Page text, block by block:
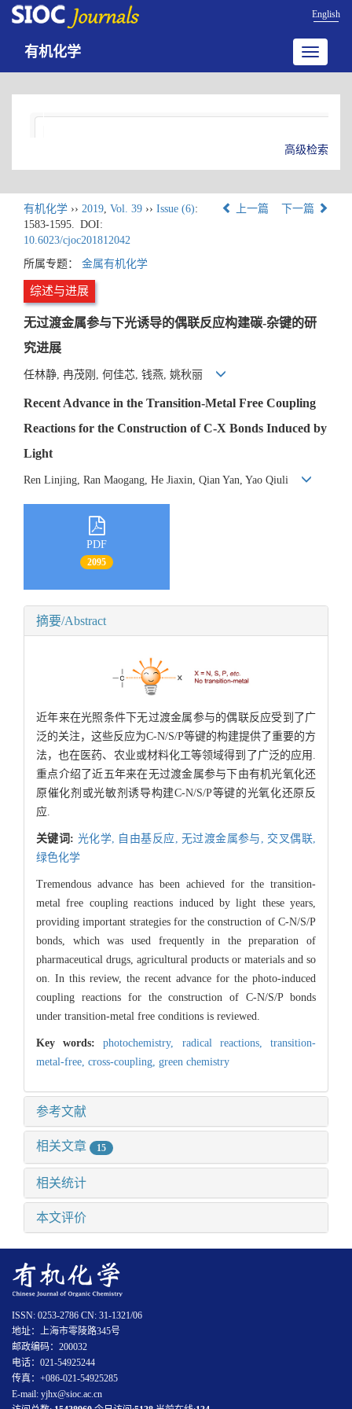
English
Toggle
有机化学
高级检索
有机化学 ›› 2019, Vol. 39 ›› Issue (6):
1583-1595. DOI:
10.6023/cjoc201812042
上一篇 下一篇
所属专题： 金属有机化学
综述与进展
无过渡金属参与下光诱导的偶联反应构建碳-杂键的研
究进展
任林静, 冉茂刚, 何佳芯, 钱燕, 姚秋丽
Recent Advance in the Transition-Metal Free Coupling
Reactions for the Construction of C-X Bonds Induced by
Light
Ren Linjing, Ran Maogang, He Jiaxin, Qian Yan, Yao Qiuli
PDF
2095
摘要/Abstract
近年来在光照条件下无过渡金属参与的偶联反应受到了广
泛的关注，这些反应为C-N/S/P等键的构建提供了重要的方
法，也在医药、农业或材料化工等领域得到了广泛的应用.
重点介绍了近五年来在无过渡金属参与下由有机光氧化还
原催化剂或光敏剂诱导构建C-N/S/P等键的光氧化还原反
应.
关键词: 光化学, 自由基反应, 无过渡金属参与, 交叉偶联,
绿色化学
Tremendous advance has been achieved for the transition-
metal free coupling reactions induced by light these years,
providing important strategies for the construction of C-N/S/P
bonds, which was used frequently in the preparation of
pharmaceutical drugs, agricultural products or materials and so
on. In this review, the recent advance for the photo-induced
coupling reactions for the construction of C-N/S/P bonds
under transition-metal free conditions is reviewed.
Key words:photochemistry, radical reactions,transition-
metal-free, cross-coupling, green chemistry
参考文献
相关文章 15
相关统计
本文评价
ISSN: 0253-2786 CN: 31-1321/06
地址：上海市零陵路345号
邮政编码：200032
电话：021-54925244
传真：+086-021-54925285
E-mail: yjhx@sioc.ac.cn